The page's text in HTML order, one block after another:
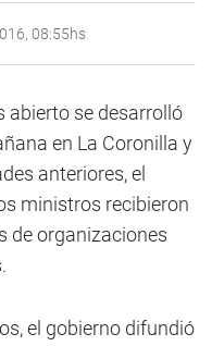
08:55hs
abierto se desarrolló
en La Coronilla y
anteriores, el
ministros recibieron
de organizaciones
el gobierno difundió